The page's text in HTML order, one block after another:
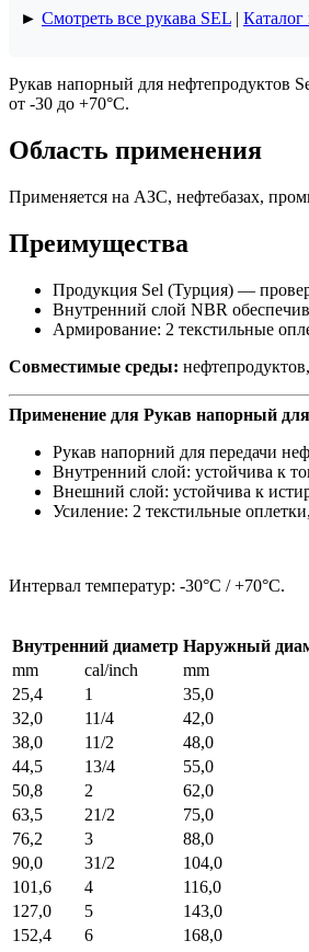
► Смотреть все рукава SEL | Каталог
Рукав напорный для нефтепродуктов
от -30 до +70°C.
Область применения
Применяется на АЗС, нефтебазах,
Преимущества
Продукция Sel (Турция) —
Внутренний слой NBR
Армирование: 2 текстильные
Совместимые среды:
Применение для Рукав напорный
Рукав напорний для передачи
Внутренний слой: устойчива к
Внешний слой: устойчива к
Усиление: 2 текстильные
Интервал температур: -30°C / +70°C.
Внутренний диаметр Наружный
mm
cal/inch mm
25,4
1 35,0
32,0
11/4 42,0
38,0
11/2 48,0
44,5
13/4 55,0
50,8
2 62,0
63,5
21/2 75,0
76,2
3 88,0
90,0
31/2 104,0
101,6
4 116,0
127,0
5 143,0
152,4
6 168,0